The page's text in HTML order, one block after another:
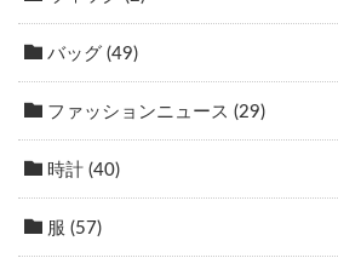
バッグ (49)
ファッションニュース (29)
時計 (40)
服 (57)